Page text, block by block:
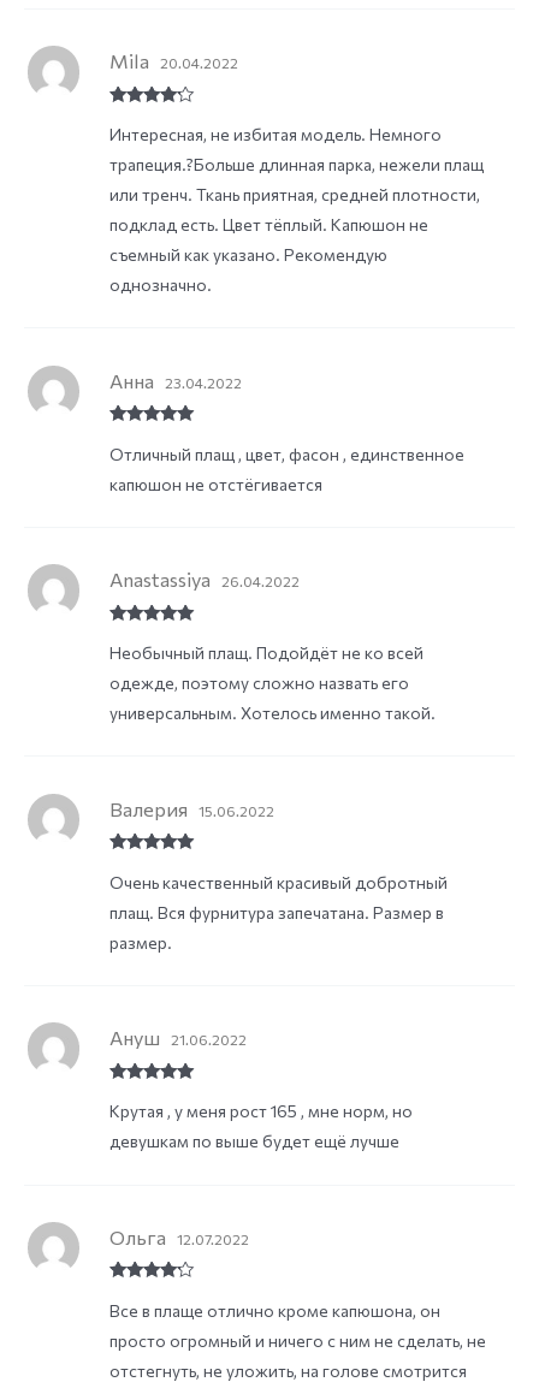
out of 5
Mila 20.04.2022
Интересная, не избитая модель. Немного
трапеция.?Больше длинная парка, нежели плащ
или тренч. Ткань приятная, средней плотности,
подклад есть. Цвет тёплый. Капюшон не
съемный как указано. Рекомендую
однозначно.
of 5
Анна 23.04.2022
Отличный плащ , цвет, фасон , единственное
капюшон не отстёгивается
of 5
Anastassiya 26.04.2022
Необычный плащ. Подойдёт не ко всей
одежде, поэтому сложно назвать его
универсальным. Хотелось именно такой.
of 5
Валерия 15.06.2022
Очень качественный красивый добротный
плащ. Вся фурнитура запечатана. Размер в
размер.
of 5
Ануш 21.06.2022
Крутая , у меня рост 165 , мне норм, но
девушкам по выше будет ещё лучше
out of 5
Ольга 12.07.2022
Все в плаще отлично кроме капюшона, он
просто огромный и ничего с ним не сделать, не
отстегнуть, не уложить, на голове смотрится